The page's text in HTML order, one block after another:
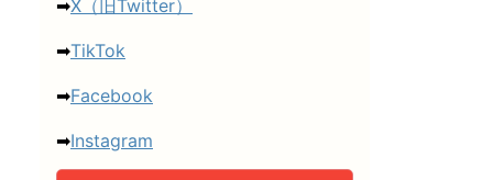
➡X（旧Twitter）
➡TikTok
➡Facebook
➡Instagram